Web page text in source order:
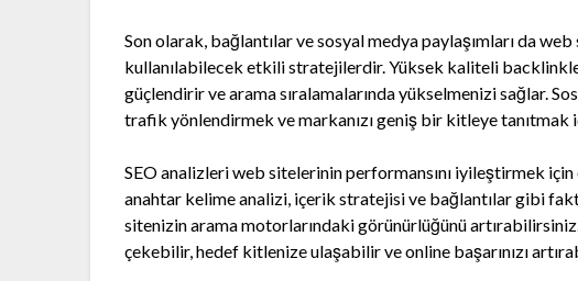
Son olarak, bağlantılar ve sosyal medya paylaşımları da
kullanılabilecek etkili stratejilerdir. Yüksek kaliteli
güçlendirir ve arama sıralamalarında yükselmenizi sağlar.
trafik yönlendirmek ve markanızı geniş bir kitleye tanıtmak
SEO analizleri web sitelerinin performansını iyileştirmek
anahtar kelime analizi, içerik stratejisi ve bağlantılar gibi
sitenizin arama motorlarındaki görünürlüğünü
çekebilir, hedef kitlenize ulaşabilir ve online başarınızı